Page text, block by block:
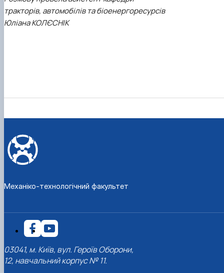
тракторів, автомобілів та біоенергоресурсів
Юліана КОЛЄСНІК
Механіко-технологічний факультет
03041, м. Київ, вул. Героїв Оборони,
12, навчальний корпус № 11.